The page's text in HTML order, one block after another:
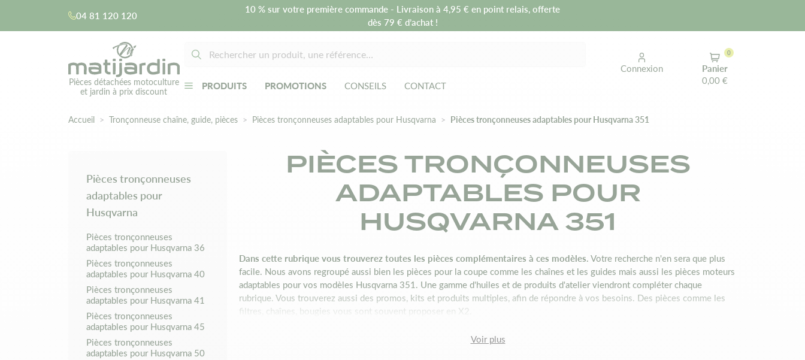
04 81 120 120
10 % sur votre première commande - Livraison à 4,95 € en point relais, offerte
dès 79 € d’achat !
Pièces détachées motoculture
et jardin à prix discount
PRODUITS PROMOTIONS CONSEILS CONTACT
Connexion
Panier
0,00 €
0
Accueil Tronçonneuse chaîne, guide, pièces Pièces tronçonneuses adaptables pour Husqvarna Pièces tronçonneuses adaptables pour Husqvarna 351
Pièces tronçonneuses
adaptables pour
Husqvarna
Pièces tronçonneuses
adaptables pour Husqvarna 36
Pièces tronçonneuses
adaptables pour Husqvarna 40
Pièces tronçonneuses
adaptables pour Husqvarna 41
Pièces tronçonneuses
adaptables pour Husqvarna 45
Pièces tronçonneuses
adaptables pour Husqvarna 50
PIÈCES TRONÇONNEUSES
ADAPTABLES POUR
HUSQVARNA 351
Dans cette rubrique vous trouverez toutes les pièces complémentaires à ces modèles. Votre recherche n'en sera que plus
facile. Nous avons regroupé aussi bien les pièces pour la coupe comme les chaînes et les guides mais aussi les pièces moteurs
adaptables pour vos modèles Husqvarna 351. Une gamme d'huiles et de produits d'atelier viendront compléter chaque
rubrique. Vous trouverez aussi des promos, kits et produits multiples, afin de répondre à vos besoins. Des pièces comme les
filtres, chaînes, bougies vous sont souvent proposer en X2.
Nos pièces Matijardin sont dans la grande majorité des pièces adaptables ou de remplacement. Si pour certaines pièces de
Voir plus